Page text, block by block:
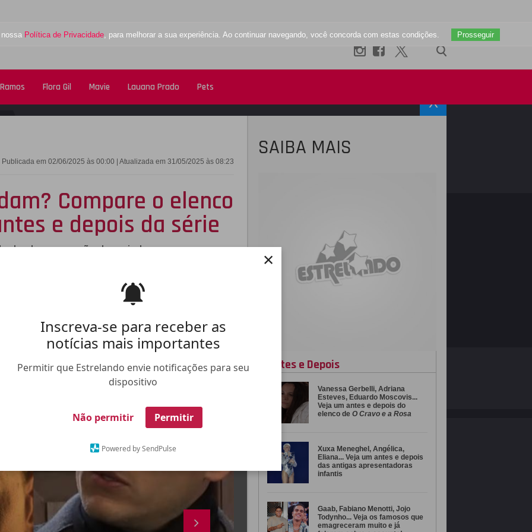
Inscreva-se para receber as
notícias mais importantes
Permitir que Estrelando envie notificações para seu
dispositivo
Não permitir Permitir
Powered by SendPulse
×
Política de Privacidade, para melhorar a sua experiência. Ao continuar navegando, você concorda com estas condições. Prosseguir
Flora Gil Mavie Lauana Prado Pets
X
Publicada em 02/06/2025 às 00:00 | Atualizada em 31/05/2025 às 08:23
Compare o elenco
e depois da série
desde a gravação do seriado
X
SAIBA MAIS
Antes e Depois
Vanessa Gerbelli, Adriana
Esteves, Eduardo Moscovis...
Veja um antes e depois do
elenco de O Cravo e a Rosa
Xuxa Meneghel, Angélica,
Eliana... Veja um antes e depois
das antigas apresentadoras
infantis
Gaab, Fabiano Menotti, Jojo
Todynho... Veja os famosos que
emagreceram muito e já
TWITTER INSTAGRAM
FALE CONOSCO ANUNCIE NO ESTRELANDO TRABALHE NO ESTRELANDO
Desenvolvido por